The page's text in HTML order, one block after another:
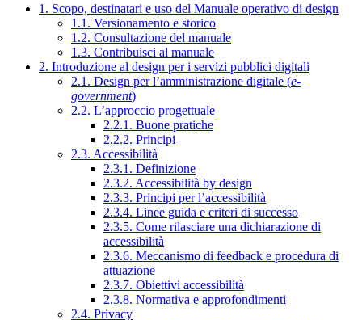
1. Scopo, destinatari e uso del Manuale operativo di design
1.1. Versionamento e storico
1.2. Consultazione del manuale
1.3. Contribuisci al manuale
2. Introduzione al design per i servizi pubblici digitali
2.1. Design per l’amministrazione digitale (e-
government)
2.2. L’approccio progettuale
2.2.1. Buone pratiche
2.2.2. Principi
2.3. Accessibilità
2.3.1. Definizione
2.3.2. Accessibilità by design
2.3.3. Principi per l’accessibilità
2.3.4. Linee guida e criteri di successo
2.3.5. Come rilasciare una dichiarazione di
accessibilità
2.3.6. Meccanismo di feedback e procedura di
attuazione
2.3.7. Obiettivi accessibilità
2.3.8. Normativa e approfondimenti
2.4. Privacy